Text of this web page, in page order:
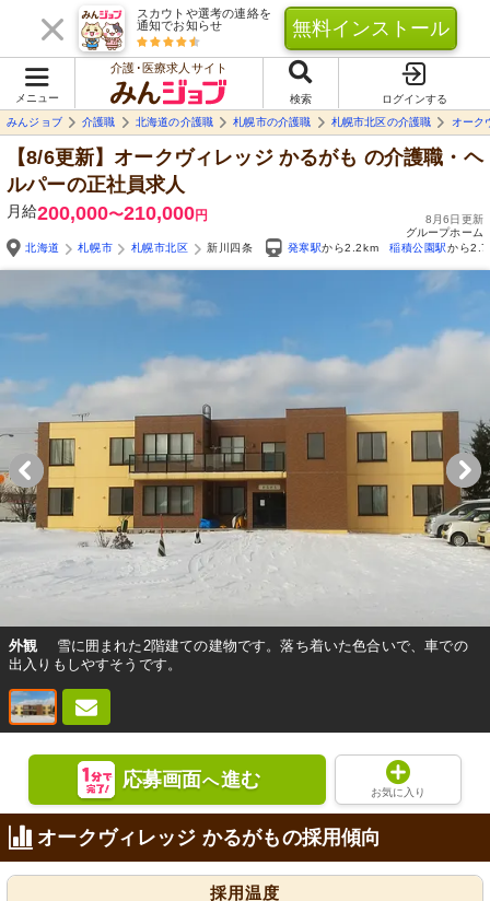
スカウトや選考の連絡を
通知でお知らせ
無料インストール
メニュー
介護･医療求人サイト
検索
ログインする
みんジョブ
介護職 北海道の介護職 札幌市の介護職 札幌市北区の介護職 オーク
【8/6更新】オークヴィレッジ かるがも の介護職・ヘ
ルパーの正社員求人
月給200,000〜210,000円
8月6日更新
グループホーム
北海道
札幌市 札幌市北区 新川四条 発寒駅から2.2km 稲積公園駅から
外観
雪に囲まれた2階建ての建物です。落ち着いた色合いで、車での
出入りもしやすそうです。
応募画面へ進む
お気に入り
オークヴィレッジ かるがもの採用傾向
採用温度